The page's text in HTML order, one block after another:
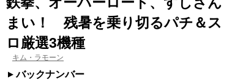
まい！ 残暑を乗り切るパチ＆ス
ロ厳選3機種
キム・ラモーン
バックナンバー